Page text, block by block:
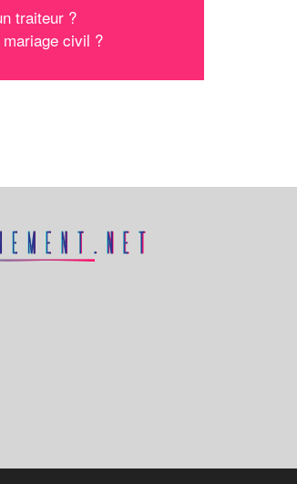
traiteur ?
civil ?